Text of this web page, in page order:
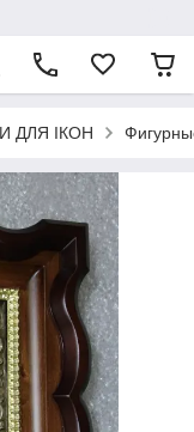
ДЛЯ ІКОН